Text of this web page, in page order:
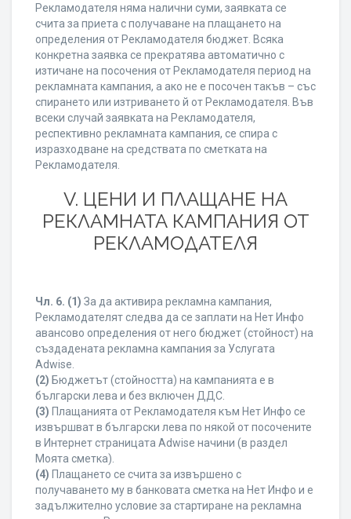
Рекламодателя няма налични суми, заявката се
счита за приета с получаване на плащането на
определения от Рекламодателя бюджет. Всяка
конкретна заявка се прекратява автоматично с
изтичане на посочения от Рекламодателя период на
рекламната кампания, а ако не е посочен такъв – със
спирането или изтриването й от Рекламодателя. Във
всеки случай заявката на Рекламодателя,
респективно рекламната кампания, се спира с
изразходване на средствата по сметката на
Рекламодателя.
V. ЦЕНИ И ПЛАЩАНЕ НА
РЕКЛАМНАТА КАМПАНИЯ ОТ
РЕКЛАМОДАТЕЛЯ
Чл. 6. (1) За да активира рекламна кампания,
Рекламодателят следва да се заплати на Нет Инфо
авансово определения от него бюджет (стойност) на
създадената рекламна кампания за Услугата
Adwise.
(2) Бюджетът (стойността) на кампанията е в
български лева и без включен ДДС.
(3) Плащанията от Рекламодателя към Нет Инфо се
извършват в български лева по някой от посочените
в Интернет страницата Adwise начини (в раздел
Моята сметка).
(4) Плащането се счита за извършено с
получаването му в банковата сметка на Нет Инфо и е
задължително условие за стартиране на рекламна